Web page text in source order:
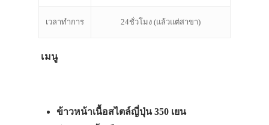
เวลาทำการ 24ชั่วโมง (แล้วแต่สาขา)
เมนู
ข้าวหน้าเนื้อสไตล์ญี่ปุ่น 350 เยน